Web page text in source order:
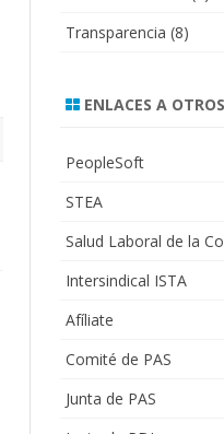
Transparencia (8)
ENLACES A
PeopleSoft
STEA
Salud Laboral de la
Intersindical ISTA
Afíliate
Comité de PAS
Junta de PAS